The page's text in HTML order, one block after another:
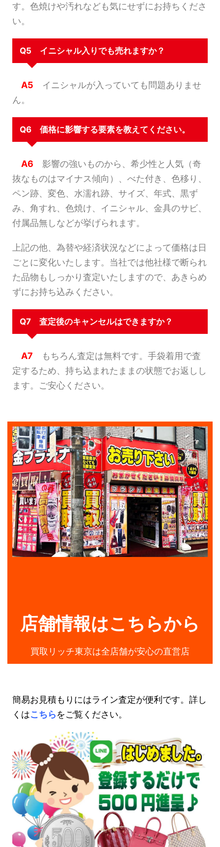
す。色焼けや汚れなども気にせずにお持ちくださ
い。
Q5 イニシャル入りでも売れますか？
A5 イニシャルが入っていても問題ありませ
ん。
Q6 価格に影響する要素を教えてください。
A6 影響の強いものから、希少性と人気（奇
抜なものはマイナス傾向）、べた付き、色移り、
ペン跡、変色、水濡れ跡、サイズ、年式、黒ず
み、角すれ、色焼け、イニシャル、金具のサビ、
付属品無しなどが挙げられます。
上記の他、為替や経済状況などによって価格は日
ごとに変化いたします。当社では他社様で断られ
た品物もしっかり査定いたしますので、あきらめ
ずにお持ち込みください。
Q7 査定後のキャンセルはできますか？
A7 もちろん査定は無料です。手袋着用で査
定するため、持ち込まれたままの状態でお返しし
ます。ご安心ください。
店舗情報はこちらから
買取リッチ東京は全店舗が安心の直営店
簡易お見積もりにはライン査定が便利です。詳し
くはこちらをご覧ください。